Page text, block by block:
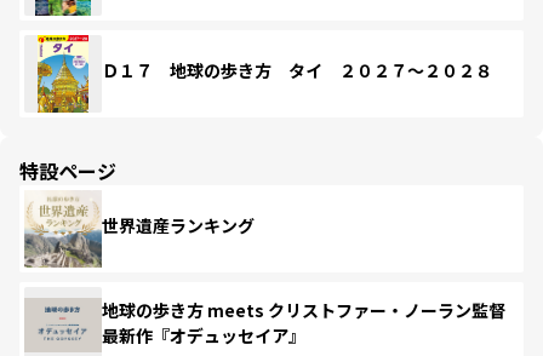
Ｄ１７ 地球の歩き方 タイ ２０２７～２０２８
特設ページ
世界遺産ランキング
地球の歩き方 meets クリストファー・ノーラン監督
最新作『オデュッセイア』